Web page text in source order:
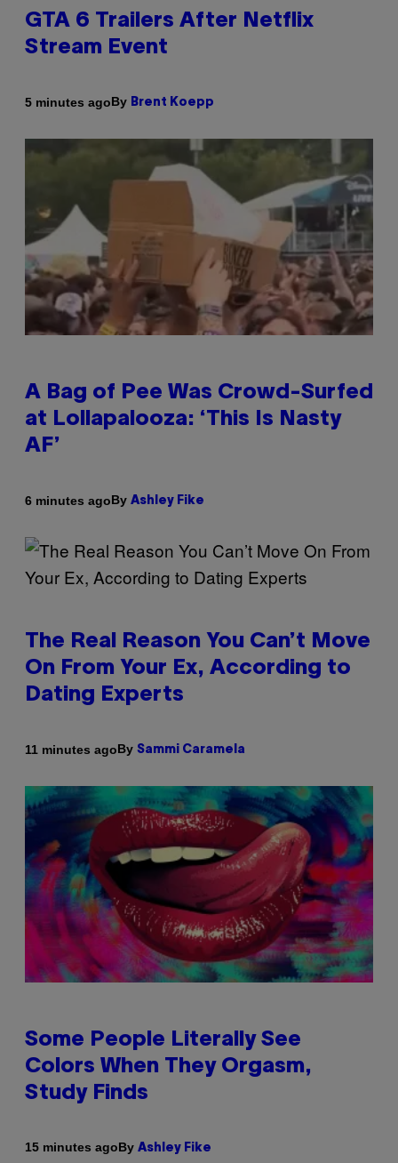
GTA 6 Trailers After Netflix
Stream Event
5 minutes agoBy Brent Koepp
A Bag of Pee Was Crowd-Surfed
at Lollapalooza: ‘This Is Nasty
AF’
6 minutes agoBy Ashley Fike
The Real Reason You Can’t Move
On From Your Ex, According to
Dating Experts
11 minutes agoBy Sammi Caramela
Some People Literally See
Colors When They Orgasm,
Study Finds
15 minutes agoBy Ashley Fike